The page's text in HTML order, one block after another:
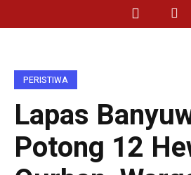
PERISTIWA
Lapas
Potong 12